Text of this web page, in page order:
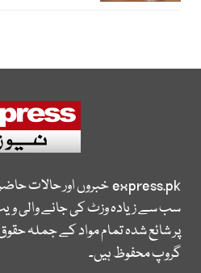
express.pkخبروں اور حالات
سب سے زیادہ وزٹ کی جانے والی
پر شائع شدہ تمام مواد کے جملہ
گروپ محفوظ ہیں۔